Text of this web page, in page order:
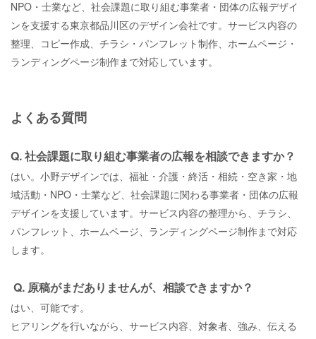
NPO・士業など、社会課題に取り組む事業者・団体の広報デザイ
ンを支援する東京都品川区のデザイン会社です。サービス内容の
整理、コピー作成、チラシ・パンフレット制作、ホームページ・
ランディングページ制作まで対応しています。
よくある質問
Q. 社会課題に取り組む事業者の広報を相談できますか？
はい。小野デザインでは、福祉・介護・終活・相続・空き家・地
域活動・NPO・士業など、社会課題に関わる事業者・団体の広報
デザインを支援しています。サービス内容の整理から、チラシ、
パンフレット、ホームページ、ランディングページ制作まで対応
します。
Q. 原稿がまだありませんが、相談できますか？
はい、可能です。
ヒアリングを行いながら、サービス内容、対象者、強み、伝える